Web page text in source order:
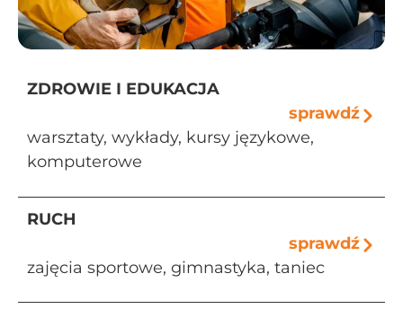
ZDROWIE I EDUKACJA
sprawdź
warsztaty, wykłady, kursy językowe,
komputerowe
RUCH
sprawdź
zajęcia sportowe, gimnastyka, taniec